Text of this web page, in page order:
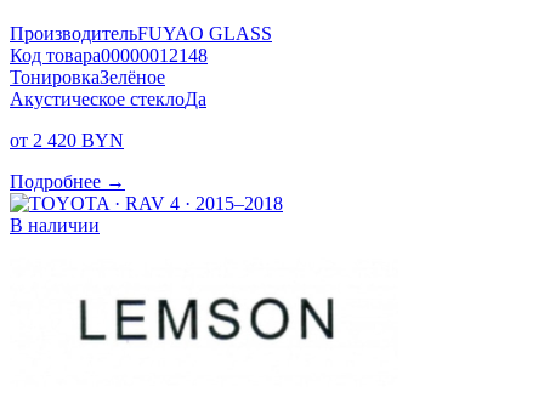
ПроизводительFUYAO GLASS
Код товара00000012148
ТонировкаЗелёное
Акустическое стеклоДа
от 2 420 BYN
Подробнее →
В наличии